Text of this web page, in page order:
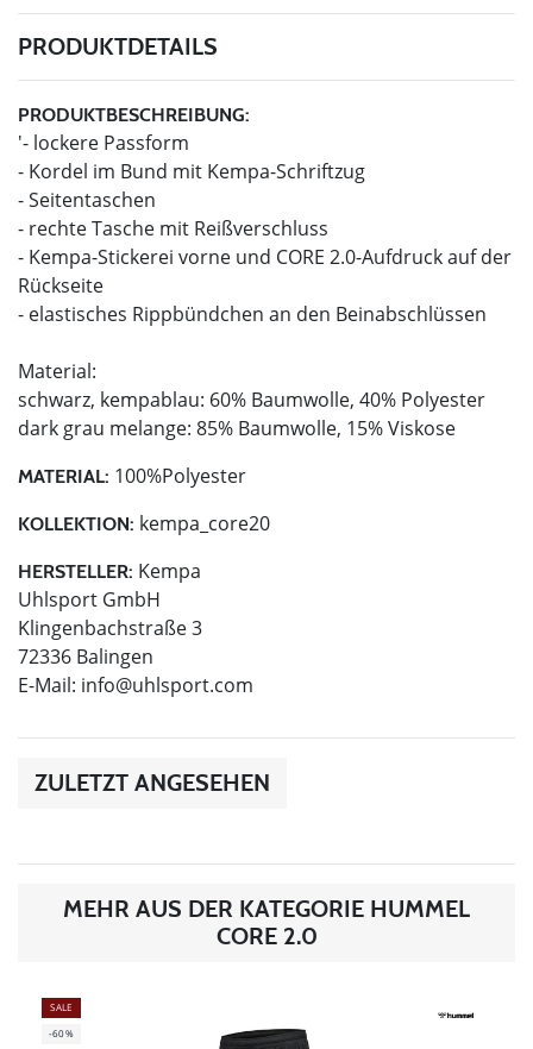
PRODUKTDETAILS
PRODUKTBESCHREIBUNG:
'- lockere Passform
- Kordel im Bund mit Kempa-Schriftzug
- Seitentaschen
- rechte Tasche mit Reißverschluss
- Kempa-Stickerei vorne und CORE 2.0-Aufdruck auf der
Rückseite
- elastisches Rippbündchen an den Beinabschlüssen
Material:
schwarz, kempablau: 60% Baumwolle, 40% Polyester
dark grau melange: 85% Baumwolle, 15% Viskose
MATERIAL: 100%Polyester
KOLLEKTION: kempa_core20
HERSTELLER: Kempa
Uhlsport GmbH
Klingenbachstraße 3
72336 Balingen
E-Mail: info@uhlsport.com
ZULETZT ANGESEHEN
MEHR AUS DER KATEGORIE HUMMEL
CORE 2.0
SALE
-60%